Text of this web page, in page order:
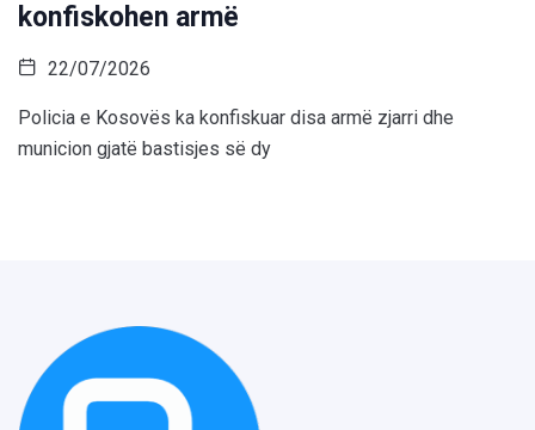
konfiskohen armë
22/07/2026
Policia e Kosovës ka konfiskuar disa armë zjarri dhe
municion gjatë bastisjes së dy